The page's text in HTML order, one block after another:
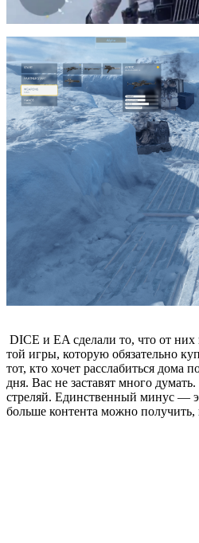
DICE и EA сделали то, что от них
той игры, которую обязательно
тот, кто хочет расслабиться дома
дня. Вас не заставят много
стреляй. Единственный минус —
больше контента можно